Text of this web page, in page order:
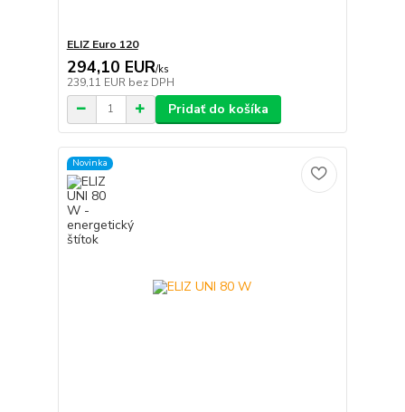
ELIZ Euro 120
294,10 EUR/ks
239,11 EUR bez DPH
Pridať do košíka
Novinka